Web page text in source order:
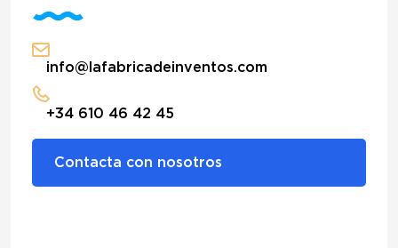
info@lafabricadeinventos.com
+34 610 46 42 45
Contacta con nosotros